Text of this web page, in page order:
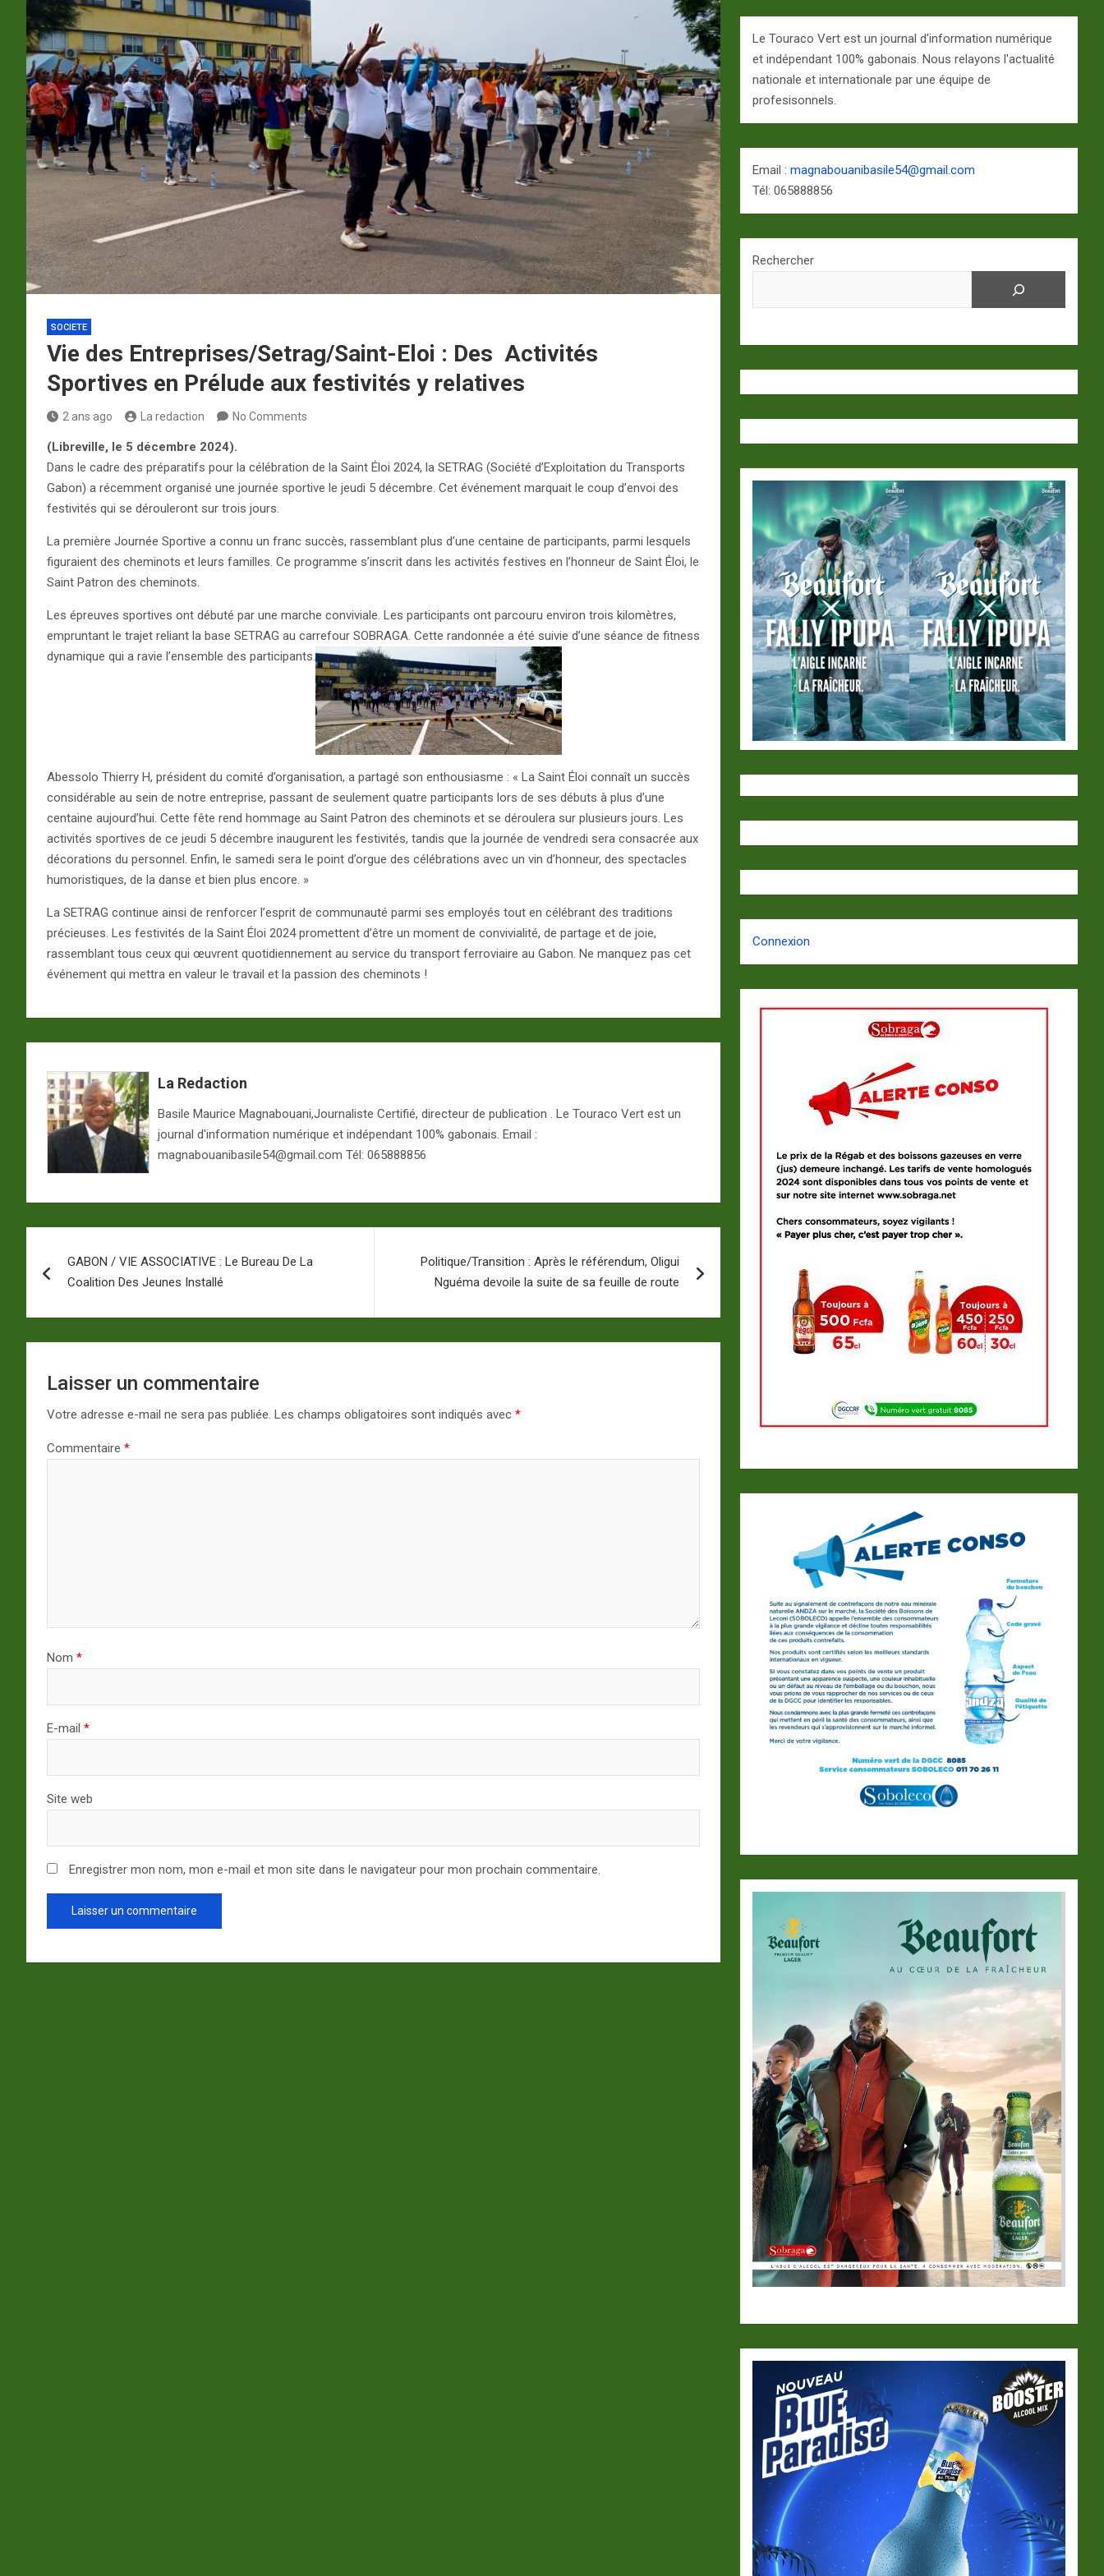
SOCIETE
Vie des Entreprises/Setrag/Saint-Eloi : Des Activités
Sportives en Prélude aux festivités y relatives
2 ans ago La redaction No Comments
(Libreville, le 5 décembre 2024).
Dans le cadre des préparatifs pour la célébration de la Saint Éloi 2024, la SETRAG (Société d’Exploitation du Transports
Gabon) a récemment organisé une journée sportive le jeudi 5 décembre. Cet événement marquait le coup d’envoi des
festivités qui se dérouleront sur trois jours.
La première Journée Sportive a connu un franc succès, rassemblant plus d’une centaine de participants, parmi lesquels
figuraient des cheminots et leurs familles. Ce programme s’inscrit dans les activités festives en l’honneur de Saint Éloi, le
Saint Patron des cheminots.
Les épreuves sportives ont débuté par une marche conviviale. Les participants ont parcouru environ trois kilomètres,
empruntant le trajet reliant la base SETRAG au carrefour SOBRAGA. Cette randonnée a été suivie d’une séance de fitness
dynamique qui a ravie l’ensemble des participants.
Abessolo Thierry H, président du comité d’organisation, a partagé son enthousiasme : « La Saint Éloi connaît un succès
considérable au sein de notre entreprise, passant de seulement quatre participants lors de ses débuts à plus d’une
centaine aujourd’hui. Cette fête rend hommage au Saint Patron des cheminots et se déroulera sur plusieurs jours. Les
activités sportives de ce jeudi 5 décembre inaugurent les festivités, tandis que la journée de vendredi sera consacrée aux
décorations du personnel. Enfin, le samedi sera le point d’orgue des célébrations avec un vin d’honneur, des spectacles
humoristiques, de la danse et bien plus encore. »
La SETRAG continue ainsi de renforcer l’esprit de communauté parmi ses employés tout en célébrant des traditions
précieuses. Les festivités de la Saint Éloi 2024 promettent d’être un moment de convivialité, de partage et de joie,
rassemblant tous ceux qui œuvrent quotidiennement au service du transport ferroviaire au Gabon. Ne manquez pas cet
événement qui mettra en valeur le travail et la passion des cheminots !
La Redaction
Basile Maurice Magnabouani,Journaliste Certifié, directeur de publication . Le Touraco Vert est un
journal d'information numérique et indépendant 100% gabonais. Email :
magnabouanibasile54@gmail.com Tél: 065888856
de
l’article
GABON / VIE ASSOCIATIVE : Le Bureau De La
Coalition Des Jeunes Installé
Politique/Transition : Après le référendum, Oligui
Nguéma devoile la suite de sa feuille de route
Laisser un commentaire
Votre adresse e-mail ne sera pas publiée. Les champs obligatoires sont indiqués avec *
Commentaire *
Nom *
E-mail *
Site web
Enregistrer mon nom, mon e-mail et mon site dans le navigateur pour mon prochain commentaire.
Le Touraco Vert est un journal d'information numérique
et indépendant 100% gabonais. Nous relayons l'actualité
nationale et internationale par une équipe de
profesisonnels.
Email :magnabouanibasile54@gmail.com
Tél: 065888856
Rechercher
Connexion